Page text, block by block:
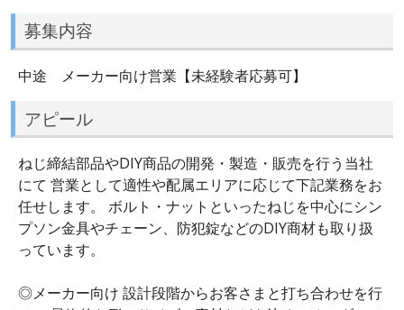
募集内容
中途 メーカー向け営業【未経験者応募可】
アピール
ねじ締結部品やDIY商品の開発・製造・販売を行う当社
にて 営業として適性や配属エリアに応じて下記業務をお
任せします。 ボルト・ナットといったねじを中心にシン
プソン金具やチェーン、防犯錠などのDIY商材も取り扱
っています。
◎メーカー向け 設計段階からお客さまと打ち合わせを行